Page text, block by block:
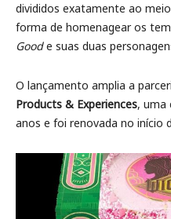
divididos exatamente ao
forma de homenagear os
Goode suas duas
O lançamento amplia a
Products & Experiences, uma
anos e foi renovada no início